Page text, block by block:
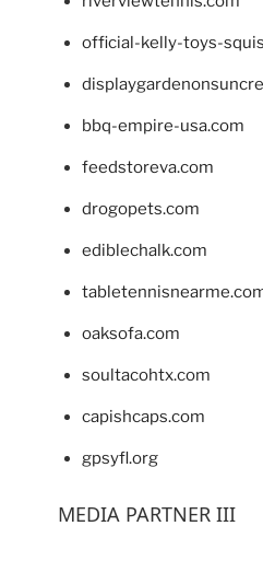
official-kelly-toys-
bbq-empire-usa.com
feedstoreva.com
drogopets.com
ediblechalk.com
oaksofa.com
soultacohtx.com
capishcaps.com
gpsyfl.org
MEDIA PARTNER III